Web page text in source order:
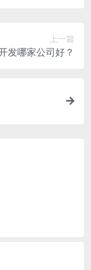
上一篇
发哪家公司好？